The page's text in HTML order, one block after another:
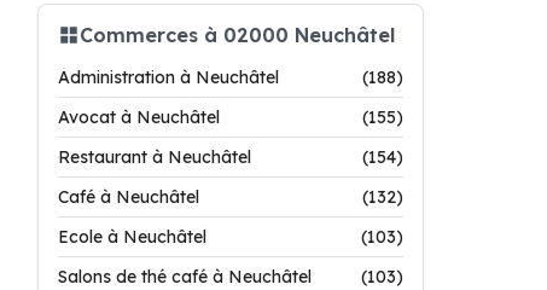
Commerces à 02000 Neuchâtel
Administration à Neuchâtel
(188)
Avocat à Neuchâtel
(155)
Restaurant à Neuchâtel
(154)
Café à Neuchâtel
(132)
Ecole à Neuchâtel
(103)
Salons de thé café à Neuchâtel
(103)